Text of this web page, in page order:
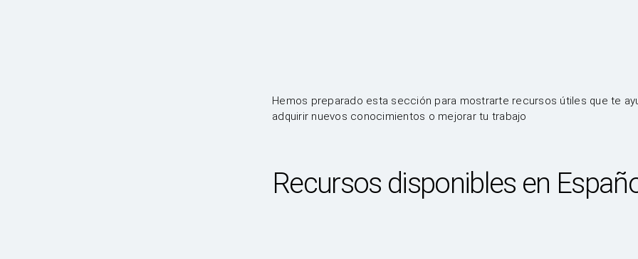
Hemos preparado esta sección para mostrarte recursos útiles que te
adquirir nuevos conocimientos o mejorar tu trabajo
Recursos disponibles en